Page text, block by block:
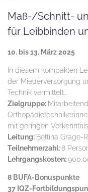
Maß-/Schnitt-
für Leibbinden
10. bis 13. März 2025
In diesem kompakten
der Miederversorgung
Technik vermittelt…
Zielgruppe:
mit geringen
Leitung: Bettina Grage-
Teilnehmerzahl:8
Lehrgangskosten:
8 BUFA-Bonuspunkte
37 IQZ-